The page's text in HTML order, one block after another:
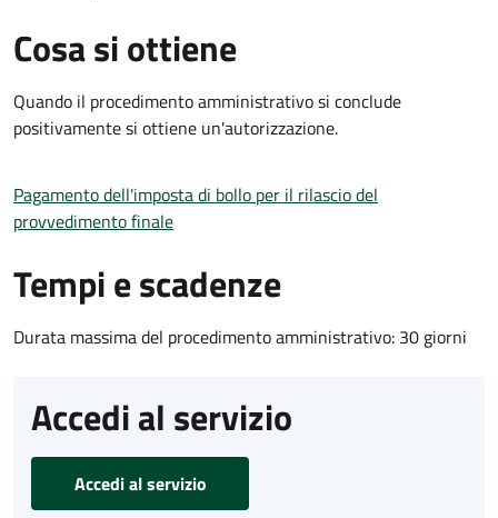
Cosa si ottiene
Quando il procedimento amministrativo si conclude
positivamente si ottiene un'autorizzazione.
Pagamento dell'imposta di bollo per il rilascio del
provvedimento finale
Tempi e scadenze
Durata massima del procedimento amministrativo: 30 giorni
Accedi al servizio
Accedi al servizio